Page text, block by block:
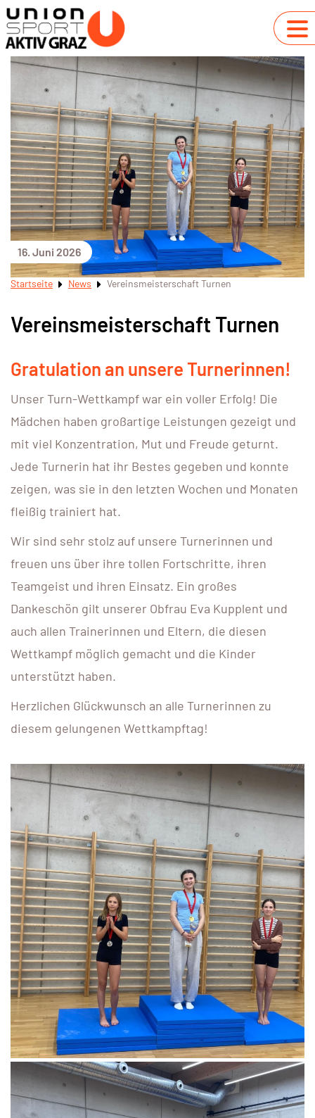
16. Juni 2026
Startseite News Vereinsmeisterschaft Turnen
Vereinsmeisterschaft Turnen
Gratulation an unsere Turnerinnen!
Unser Turn-Wettkampf war ein voller Erfolg! Die
Mädchen haben großartige Leistungen gezeigt und
mit viel Konzentration, Mut und Freude geturnt.
Jede Turnerin hat ihr Bestes gegeben und konnte
zeigen, was sie in den letzten Wochen und Monaten
fleißig trainiert hat.
Wir sind sehr stolz auf unsere Turnerinnen und
freuen uns über ihre tollen Fortschritte, ihren
Teamgeist und ihren Einsatz. Ein großes
Dankeschön gilt unserer Obfrau Eva Kupplent und
auch allen Trainerinnen und Eltern, die diesen
Wettkampf möglich gemacht und die Kinder
unterstützt haben.
Herzlichen Glückwunsch an alle Turnerinnen zu
diesem gelungenen Wettkampftag!